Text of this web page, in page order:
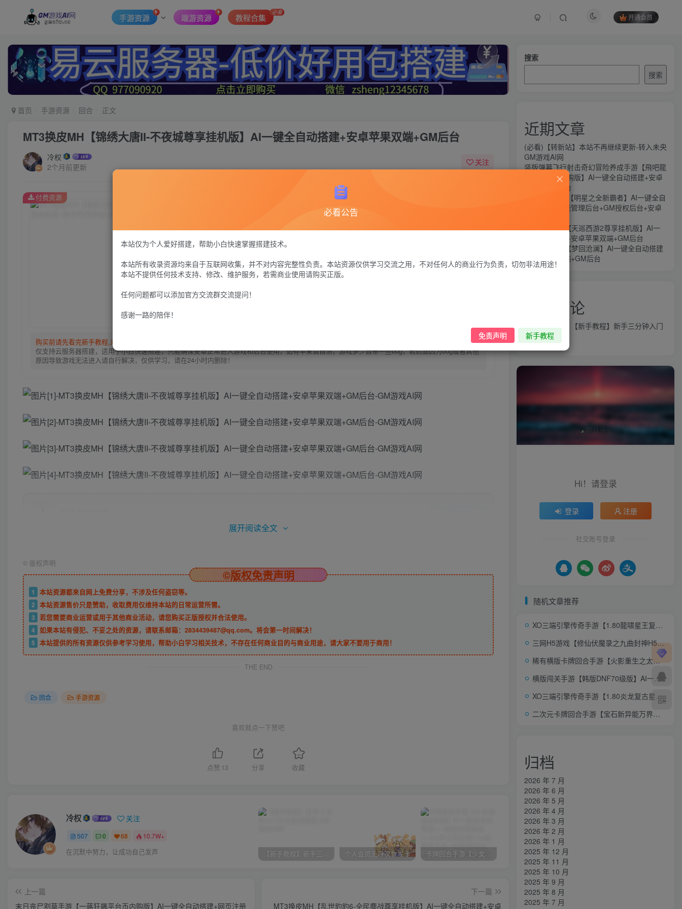
手游资源 端游资源 教程合集
必看
开通会员
首页 手游资源 回合 正文
MT3换皮MH【锦绣大唐II-不夜城尊享挂机版】AI一键全自动搭建+安卓苹果双端+GM后台
冷权
2个月前更新
关注
问题自行解决，搭建出来后进不去游戏联系Q群---736021860---GM游戏AI网---管理员《易云
G币30 G币 100
G币
购买前请先看完新手教程,未认真看完一切问题自行解决
仅支持云服务器搭建，适用于小白快速搭建，只能确保安卓正常进入游戏和后台使用，如有苹果请自测，游戏多少自带一些bug，若后面因为bug或者其他
原因导致游戏无法进入请自行解决，仅供学习，请在24小时内删除！
付费资源
展开阅读全文
© 版权声明
©版权免责声明
1
本站资源都来自网上免费分享，不涉及任何盗窃等。
2 本站资源售价只是赞助，收取费用仅维持本站的日常运营所需。
3 若您需要商业运营或用于其他商业活动，请您购买正版授权并合法使用。
4 如果本站有侵犯、不妥之处的资源，请联系邮箱：2834439487@qq.com。将会第一时间解决！
5 本站提供的所有资源仅供参考学习使用，帮助小白学习相关技术，不存在任何商业目的与商业用途，请大家不要用于商用！
THE END
回合 手游资源
喜欢就点一下赞吧
点赞 13 分享 收藏
冷权 关注
507 0 68 10.7W+
在沉默中努力，让成功自己发声 【新手教程】新手三分钟入门AI全自动搭建 个人会员无限次数发卡 卡牌回合手游【少女回战初始版】AI一键全自动搭建+一键即玩镜像端+Linux手工服务端+lua加解密工具+GM授权后台+安卓+详细搭建教程+视频教程 三网H5游戏【奇迹H5之斗罗超变多区跨服平台币内购版】最新整理单机一键即玩镜像端+Linux手工服务端+简易安卓APP+新版GM平台币授权后台+详细搭建教程
上一篇
末日丧尸割草手游【一蕗狂飆平台币内购版】AI一键全自动搭建+网页注册
下一篇
MT3换皮MH【乱世豹豹6-全民塵战尊享挂机版】AI一键全自动搭建+安卓
搜索
搜索
近期文章
(必看)【转新站】本站不再继续更新-转入未央
GM游戏AI网
竖版弹幕飞行射击奇幻冒险养成手游【飛吧龍
騎士代金券内购版】AI一键全自动搭建+安卓
+CDK授权后台
横版闯关手游【明星之全新霸者】AI一键全自
动搭建+全功能管理后台+GM授权后台+安卓
MT3换皮MH【天巡西游2尊享挂机版】AI一
键全自动搭建+安卓苹果双端+GM后台
MT3换皮MH【梦回沧澜】AI一键全自动搭建
+安卓苹果双端+GM后台
近期评论
益群网发表在
【新手教程】新手三分钟入门
AI全自动搭建
Hi！请登录
登录 注册
社交账号登录
随机文章推荐
XO三端引擎传奇手游【1.80龍啸星王复古合击版】AI一键全自动搭建+Win系服务端+PC安卓苹果三端+加密工具+详细搭建教程
三网H5游戏【修仙伏魔录之九曲封神H5优化版】AI一键全自动搭建+最新整理Linux手工服务端+服务端源码+特权注册+详细搭建教程+视频教程
稀有横版卡牌回合手游【火影重生之太平洋堡垒战】AI一键全自动搭建+最新整理Linux手工服务端+安卓苹果双端+GM授权后台+加解密工具+全套表+详细搭建教程
横版闯关手游【韩版DNF70级版】AI一键全自动搭建+Linux系统手工端+配置工具+GM授权后台+安卓+详细搭建教程+视频教程
XO三端引擎传奇手游【1.80炎龙复古星王合击】AI一键全自动搭建+Win系服务端+PC安卓苹果三端+加密工具+详细搭建教程
二次元卡牌回合手游【宝石新异能万界之光3333级内购版】AI一键全自动搭建+单机一键即玩镜像端+Linux手工服务端+安卓+多区跨服+自定义英雄+自定义符文+GM授权后台+详细搭建教程+视频教程
归档
2026 年 7 月
2026 年 6 月
2026 年 5 月
2026 年 4 月
2026 年 3 月
2026 年 2 月
2026 年 1 月
2025 年 12 月
2025 年 11 月
2025 年 10 月
2025 年 9 月
2025 年 8 月
2025 年 7 月
必看公告
本站仅为个人爱好搭建，帮助小白快速掌握搭建技术。
本站所有收录资源均来自于互联网收集，并不对内容完整性负责。本站资源仅供学习交流之用，不对任何人的商业行为负责，切勿非法用途！
本站不提供任何技术支持、修改、维护服务，若需商业使用请购买正版。
任何问题都可以添加官方交流群交流提问！
感谢一路的陪伴！
免责声明 新手教程